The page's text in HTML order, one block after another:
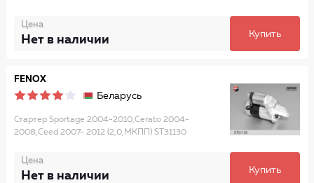
Цена
Нет в наличии Купить
FENOX
Беларусь
Стартер Sportage 2004-2010,Cerato 2004-
2008,Ceed 2007- 2012 (2,0,МКПП) ST31130
Цена
Нет в наличии Купить